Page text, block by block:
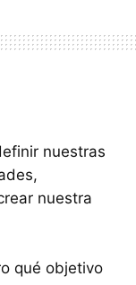
nuestras
nuestra
qué objetivo